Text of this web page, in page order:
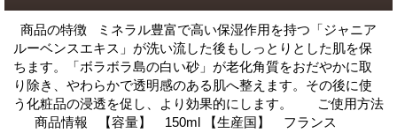
商品の特徴 ミネラル豊富で高い保湿作用を持つ「ジャニア
ルーベンスエキス」が洗い流した後もしっとりとした肌を保
ちます。「ボラボラ島の白い砂」が老化角質をおだやかに取
り除き、やわらかで透明感のある肌へ整えます。その後に使
う化粧品の浸透を促し、より効果的にします。 ご使用方法
商品情報 【容量】 150ml 【生産国】 フランス